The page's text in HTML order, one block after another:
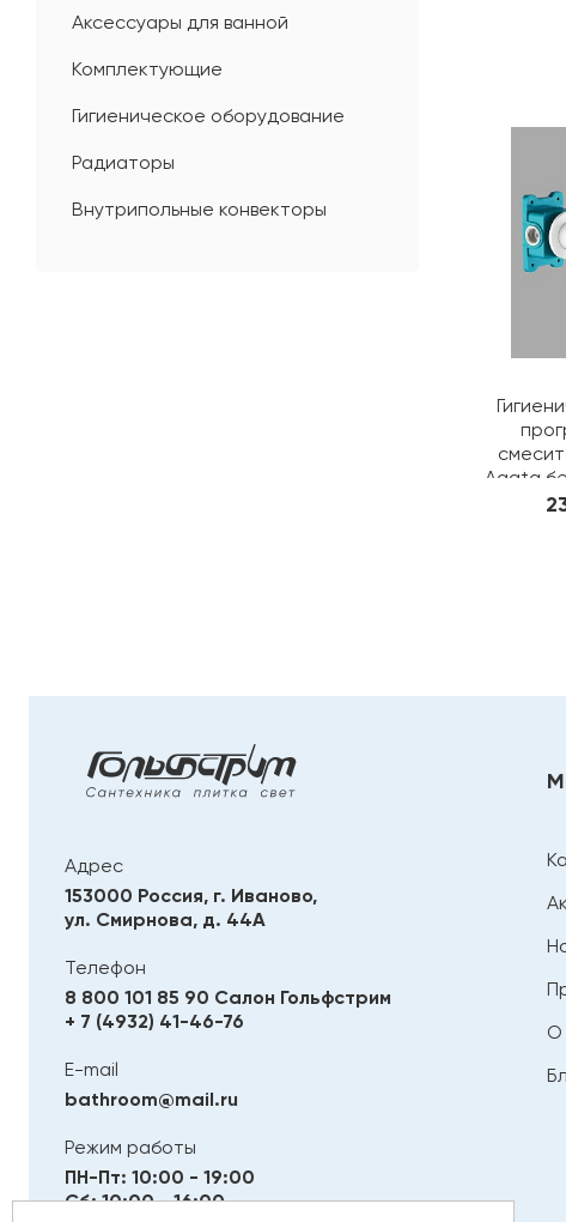
Аксессуары для ванной
Комплектующие
Гигиеническое оборудование
Радиаторы
Внутрипольные конвекторы
Agata
Адрес
153000 Россия, г. Иваново,
ул. Смирнова, д. 44А
Телефон
8 800 101 85 90 Салон Гольфстрим
+ 7 (4932) 41-46-76
E-mail
bathroom@mail.ru
Режим работы
ПН-Пт: 10:00 - 19:00
Сб: 10:00 - 16:00
О